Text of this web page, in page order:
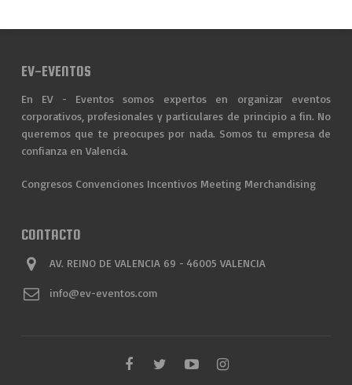
EV-EVENTOS
En EV - Eventos somos expertos en organizar eventos
corporativos, profesionales y particulares de principio a fin. No
queremos que te preocupes por nada. Somos tu empresa de
confianza en Valencia.
Congresos Convenciones Incentivos Meeting Merchandising
CONTACTO
AV. REINO DE VALENCIA 69 - 46005 VALENCIA
info@ev-eventos.com